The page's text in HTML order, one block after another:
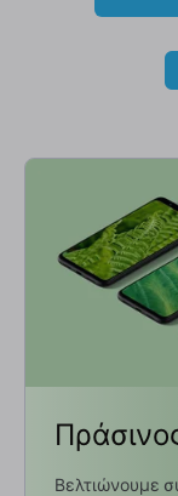
Βελτιώνουμε